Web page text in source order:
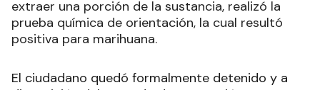
extraer una porción de la sustancia, realizó la
prueba química de orientación, la cual resultó
positiva para marihuana.
El ciudadano quedó formalmente detenido y a